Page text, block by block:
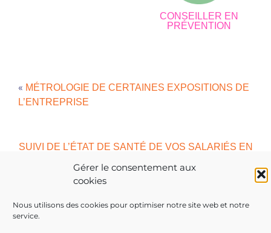
Gérer le consentement aux
cookies
Nous utilisons des cookies pour optimiser notre site web et notre
service.
CONSEILLER EN
PRÉVENTION
« MÉTROLOGIE DE CERTAINES EXPOSITIONS DE
L’ENTREPRISE
SUIVI DE L’ÉTAT DE SANTÉ DE VOS SALARIÉS EN